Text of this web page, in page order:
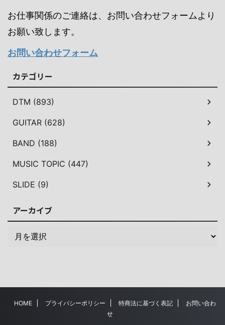
お仕事関係のご連絡は、お問い合わせフォームより
お願い致します。
お問い合わせフォーム
カテゴリー
DTM (893)
GUITAR (628)
BAND (188)
MUSIC TOPIC (447)
SLIDE (9)
アーカイブ
HOME プライバシーポリシー 特商法に基づく表記
お問い合わ
せ